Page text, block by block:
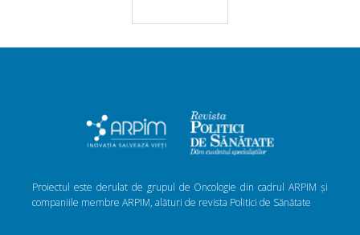
Proiectul este derulat de grupul de Oncologie din cadrul ARPIM și
companiile membre ARPIM, alături de revista Politici de Sănătate